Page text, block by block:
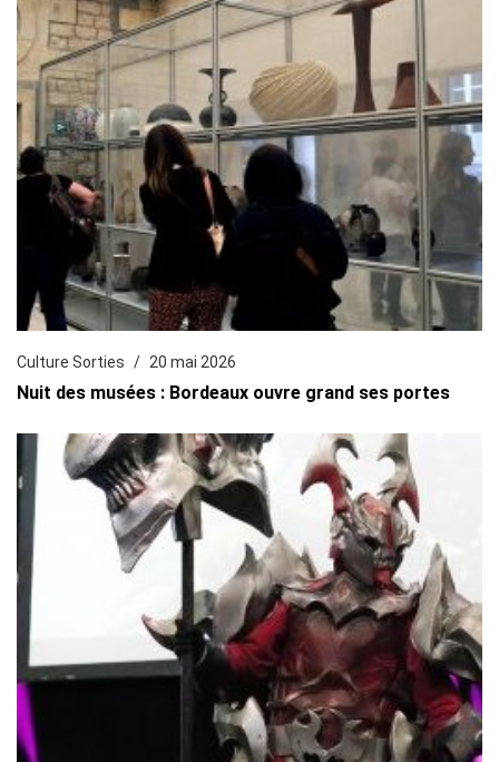
Culture Sorties 20 mai 2026
Nuit des musées : Bordeaux ouvre grand ses portes